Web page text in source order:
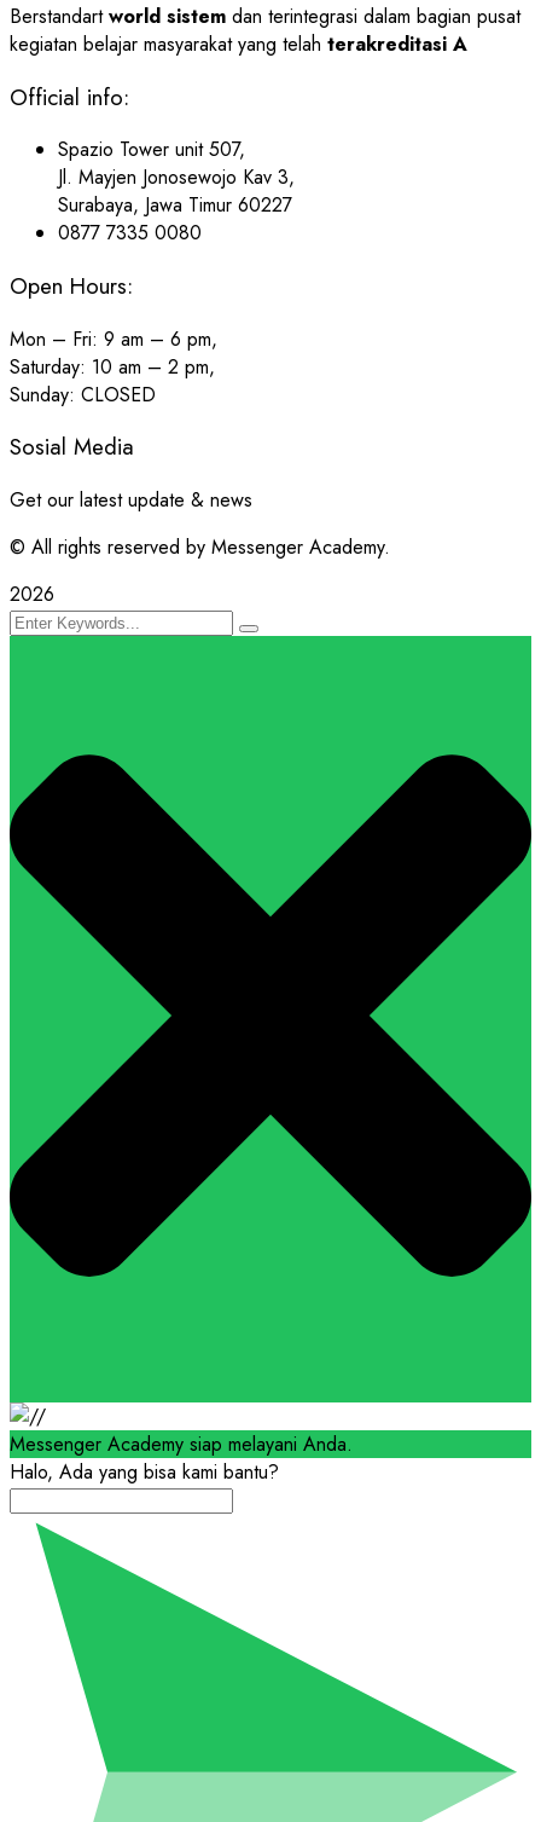
Berstandartworld sistem dan terintegrasi dalam bagian pusat
kegiatan belajar masyarakat yang telah terakreditasi A
Official info:
Spazio Tower unit 507,
Jl. Mayjen Jonosewojo Kav 3,
Surabaya, Jawa Timur 60227
0877 7335 0080
Open Hours:
Mon – Fri: 9 am – 6 pm,
Saturday: 10 am – 2 pm,
Sunday: CLOSED
Sosial Media
Get our latest update & news
© All rights reserved by Messenger Academy.
2026
Messenger Academy siap melayani Anda.
Halo, Ada yang bisa kami bantu?